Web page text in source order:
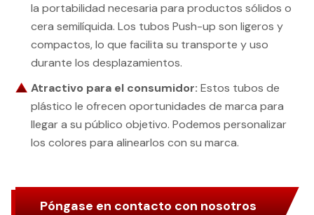
la portabilidad necesaria para productos sólidos o
cera semilíquida. Los tubos Push-up son ligeros y
compactos, lo que facilita su transporte y uso
durante los desplazamientos.
Atractivo para el consumidor: Estos tubos de
plástico le ofrecen oportunidades de marca para
llegar a su público objetivo. Podemos personalizar
los colores para alinearlos con su marca.
Póngase en contacto con nosotros